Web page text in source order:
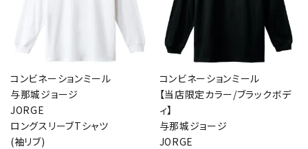
コンビネーションミール
与那城ジョージ
JORGE
ロングスリーブTシャツ
(袖リブ)
コンビネーションミール
【当店限定カラー/ブラックボデ
ィ】
与那城ジョージ
JORGE